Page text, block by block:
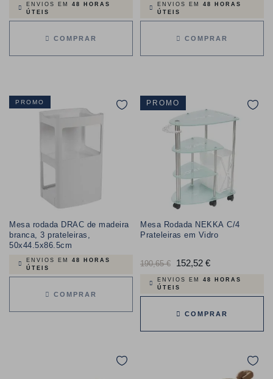
ENVIOS EM 48 HORAS
ÚTEIS
COMPRAR
ENVIOS EM 48 HORAS
ÚTEIS
COMPRAR
PROMO
Mesa rodada DRAC de madeira
branca, 3 prateleiras,
50x44.5x86.5cm
ENVIOS EM 48 HORAS
ÚTEIS
COMPRAR
PROMO
Mesa Rodada NEKKA C/4
Prateleiras em Vidro
Preço
normal
190,65 € 152,52 €Preço
ENVIOS EM 48 HORAS
ÚTEIS
COMPRAR